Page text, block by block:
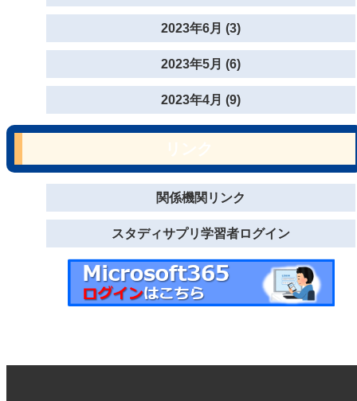
2023年6月 (3)
2023年5月 (6)
2023年4月 (9)
関係機関リンク
スタディサプリ学習者ログイン